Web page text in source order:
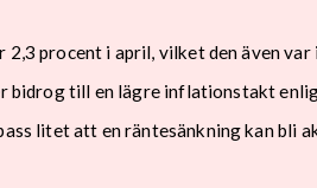
procent i april, vilket den även var
till en lägre inflationstakt
litet att en räntesänkning kan bli